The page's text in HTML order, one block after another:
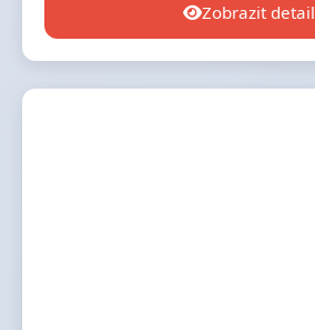
Zobrazit detail